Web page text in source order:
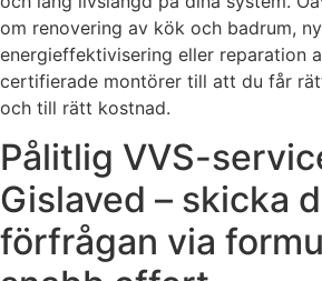
om renovering av kök och badrum,
energieffektivisering eller reparation
certifierade montörer till att du får
och till rätt kostnad.
Pålitlig VVS-
Gislaved – skicka
förfrågan via